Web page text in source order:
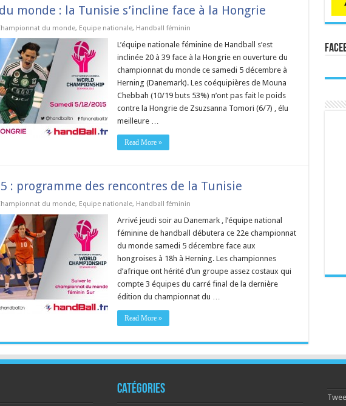
monde : la Tunisie s’incline face à la Hongrie
du monde, Equipe nationale, Handball féminin
L’équipe nationale féminine de Handball s’est
inclinée 20 à 39 face à la Hongrie en ouverture du
championnat du monde ce samedi 5 décembre à
Herning (Danemark). Les coéquipières de Mouna
Chebbah (10/19 buts 53%) n’ont pas fait le poids
contre la Hongrie de Zsuzsanna Tomori (6/7) , élu
meilleure …
Read More »
: programme des rencontres de la Tunisie
du monde, Equipe nationale, Handball féminin
Arrivé jeudi soir au Danemark , l’équipe national
féminine de handball débutera ce 22e championnat
du monde samedi 5 décembre face aux
hongroises à 18h à Herning. Les championnes
d’afrique ont hérité d’un groupe assez costaux qui
compte 3 équipes du carré final de la dernière
édition du championnat du …
Read More »
Catégories